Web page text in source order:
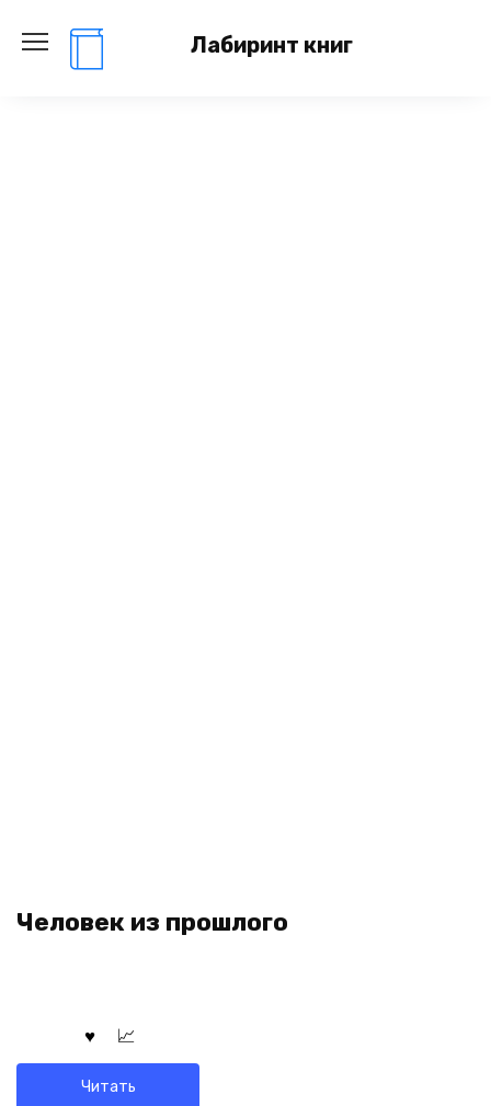
содержанию
Лабиринт книг
Человек из прошлого
Читать